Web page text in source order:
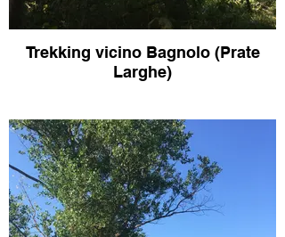
Trekking vicino Bagnolo (Prate
Larghe)